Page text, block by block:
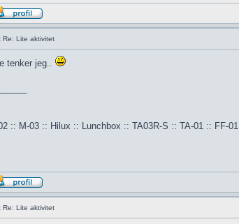
Re: Lite aktivitet
tenker jeg..
:: M-03 :: Hilux :: Lunchbox :: TA03R-S :: TA-01 :: FF-
Re: Lite aktivitet